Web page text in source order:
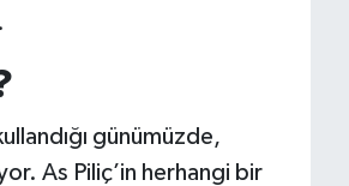
günümüzde,
As Piliç’in herhangi bir